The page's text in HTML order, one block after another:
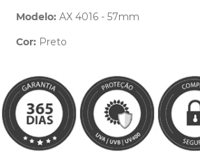
Modelo: AX 4016 - 57mm
Cor: Preto